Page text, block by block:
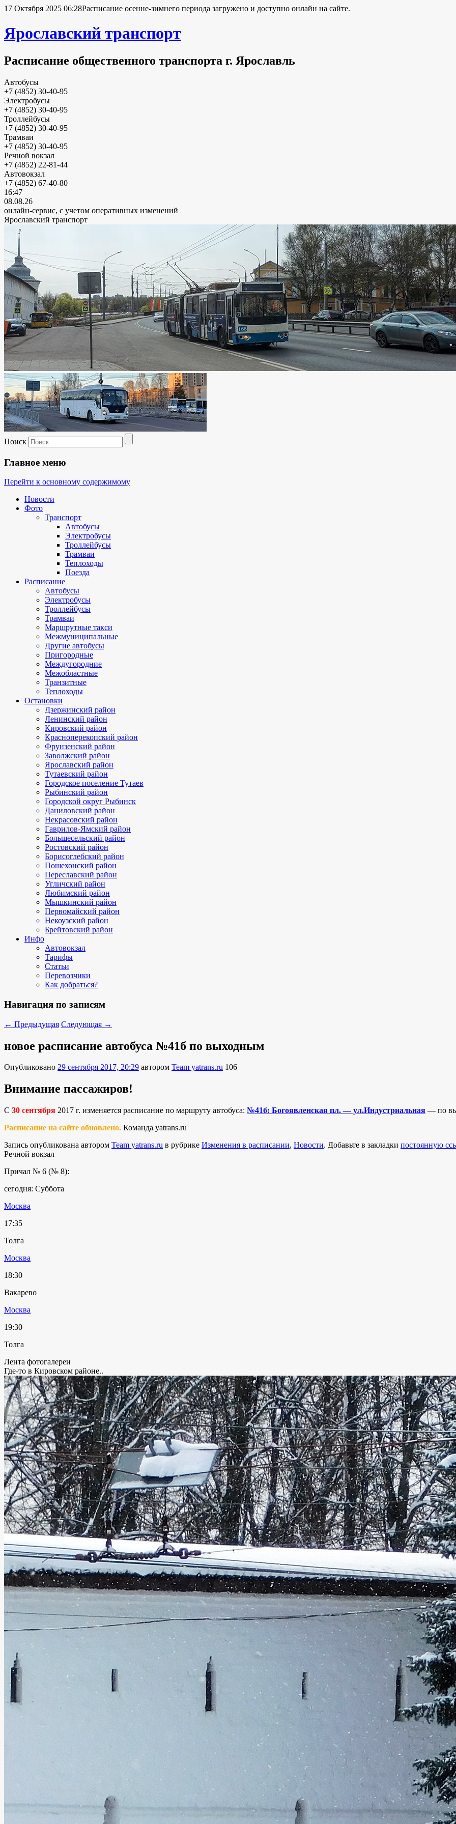
17 Октября 2025 06:28Расписание осенне-зимнего периода загружено и доступно онлайн на сайте.
Ярославский транспорт
Расписание общественного транспорта г. Ярославль
Автобусы
+7 (4852) 30-40-95
Электробусы
+7 (4852) 30-40-95
Троллейбусы
+7 (4852) 30-40-95
Трамваи
+7 (4852) 30-40-95
Речной вокзал
+7 (4852) 22-81-44
Автовокзал
+7 (4852) 67-40-80
16:47
08.08.26
онлайн-сервис, с учетом оперативных изменений
Ярославский транспорт
Поиск
Главное меню
Перейти к основному содержимому
Новости
Фото
Транспорт
Автобусы
Электробусы
Троллейбусы
Трамваи
Теплоходы
Поезда
Расписание
Автобусы
Электробусы
Троллейбусы
Трамваи
Маршрутные такси
Межмуниципальные
Другие автобусы
Пригородные
Междугородние
Межобластные
Транзитные
Теплоходы
Остановки
Дзержинский район
Ленинский район
Кировский район
Красноперекопский район
Фрунзенский район
Заволжский район
Ярославский район
Тутаевский район
Городское поселение Тутаев
Рыбинский район
Городской округ Рыбинск
Даниловский район
Некрасовский район
Гаврилов-Ямский район
Большесельский район
Ростовский район
Борисоглебский район
Пошехонский район
Переславский район
Угличский район
Любимский район
Мышкинский район
Первомайский район
Некоузский район
Брейтовский район
Инфо
Автовокзал
Тарифы
Статьи
Перевозчики
Как добраться?
Навигация по записям
← Предыдущая Следующая →
новое расписание автобуса №41б по выходным
Опубликовано 29 сентября 2017, 20:29 автором Team yatrans.ru 106
Внимание пассажиров!
С 30 сентября 2017 г. изменяется расписание по маршруту автобуса: №41б: Богоявленская пл. — ул.Индустриальная — по
Расписание на сайте обновлено. Команда yatrans.ru
Запись опубликована автором Team yatrans.ru в рубрике Изменения в расписании, Новости. Добавьте в закладки постоянную
Речной вокзал
Причал № 6 (№ 8):
сегодня: Суббота
Москва
17:35
Толга
Москва
18:30
Вакарево
Москва
19:30
Толга
Лента фотогалереи
Где-то в Кировском районе..